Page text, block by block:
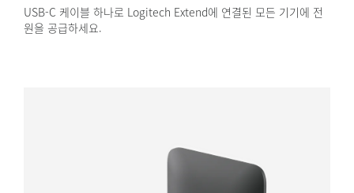
USB-C 케이블 하나로 Logitech Extend에 연결된 모든 기기에 전
원을 공급하세요.